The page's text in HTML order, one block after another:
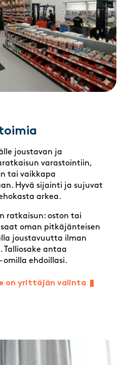
joustavan ja
varastointiin,
tai vaikkapa
Hyvä sijainti ja sujuvat
arkea.
ratkaisun: oston tai
saat oman pitkäjänteisen
joustavuutta ilman
antaa
omilla ehdoillasi.
on yrittäjän valinta